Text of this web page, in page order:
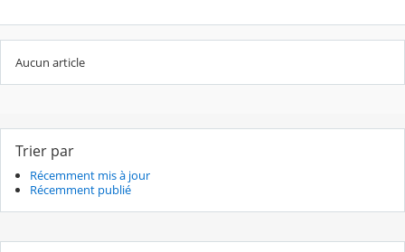
Aucun article
Trier par
Récemment mis à jour
Récemment publié